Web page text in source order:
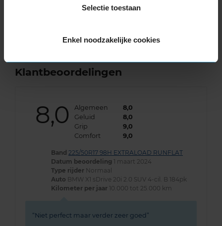
Selectie toestaan
Enkel noodzakelijke cookies
KIES
Klantbeoordelingen
8,0 Algemeen
8,0
Geluid
8,0
Grip
9,0
Comfort
9,0
Band 225/50R17 98H EXTRALOAD RUNFLAT
Datum beoordeling 1 maart 2024
Type rijder Normaal
Auto BMW X1 sDrive 20i 2.0 SUV 4-cil. B 184pk
Kilometer per jaar 10.000 tot 25.000 km
Niet perfect maar verder zeer goed